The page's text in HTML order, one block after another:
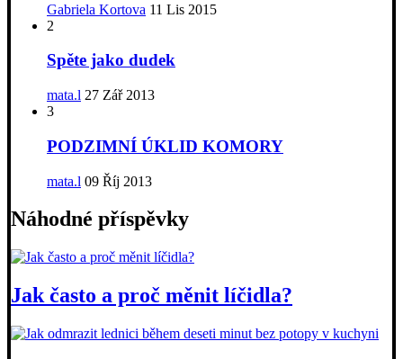
Gabriela Kortova 11 Lis 2015
2
Spěte jako dudek
mata.l 27 Zář 2013
3
PODZIMNÍ ÚKLID KOMORY
mata.l 09 Říj 2013
Náhodné příspěvky
Jak často a proč měnit líčidla?